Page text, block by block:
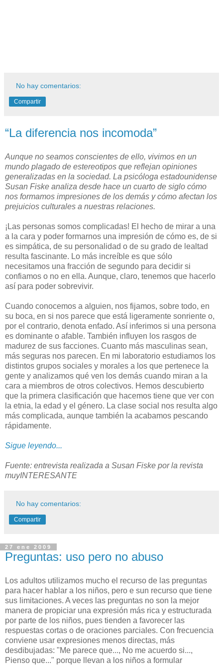
No hay comentarios:
Compartir
“La diferencia nos incomoda”
Aunque no seamos conscientes de ello, vivimos en un
mundo plagado de estereotipos que reflejan opiniones
generalizadas en la sociedad. La psicóloga estadounidense
Susan Fiske analiza desde hace un cuarto de siglo cómo
nos formamos impresiones de los demás y cómo afectan los
prejuicios culturales a nuestras relaciones.
¡Las personas somos complicadas! El hecho de mirar a una
a la cara y poder formarnos una impresión de cómo es, de si
es simpática, de su personalidad o de su grado de lealtad
resulta fascinante. Lo más increíble es que sólo
necesitamos una fracción de segundo para decidir si
confiamos o no en ella. Aunque, claro, tenemos que hacerlo
así para poder sobrevivir.
Cuando conocemos a alguien, nos fijamos, sobre todo, en
su boca, en si nos parece que está ligeramente sonriente o,
por el contrario, denota enfado. Así inferimos si una persona
es dominante o afable. También influyen los rasgos de
madurez de sus facciones. Cuanto más masculinas sean,
más seguras nos parecen. En mi laboratorio estudiamos los
distintos grupos sociales y morales a los que pertenece la
gente y analizamos qué ven los demás cuando miran a la
cara a miembros de otros colectivos. Hemos descubierto
que la primera clasificación que hacemos tiene que ver con
la etnia, la edad y el género. La clase social nos resulta algo
más complicada, aunque también la acabamos pescando
rápidamente.
Sigue leyendo...
Fuente: entrevista realizada a Susan Fiske por la revista
muyINTERESANTE
No hay comentarios:
Compartir
27 ene 2009
Preguntas: uso pero no abuso
Los adultos utilizamos mucho el recurso de las preguntas
para hacer hablar a los niños, pero e sun recurso que tiene
sus limitaciones. A veces las preguntas no son la mejor
manera de propiciar una expresión más rica y estructurada
por parte de los niños, pues tienden a favorecer las
respuestas cortas o de oraciones parciales. Con frecuencia
conviene usar expresiones menos directas, más
desdibujadas: "Me parece que..., No me acuerdo si...,
Pienso que..." porque llevan a los niños a formular